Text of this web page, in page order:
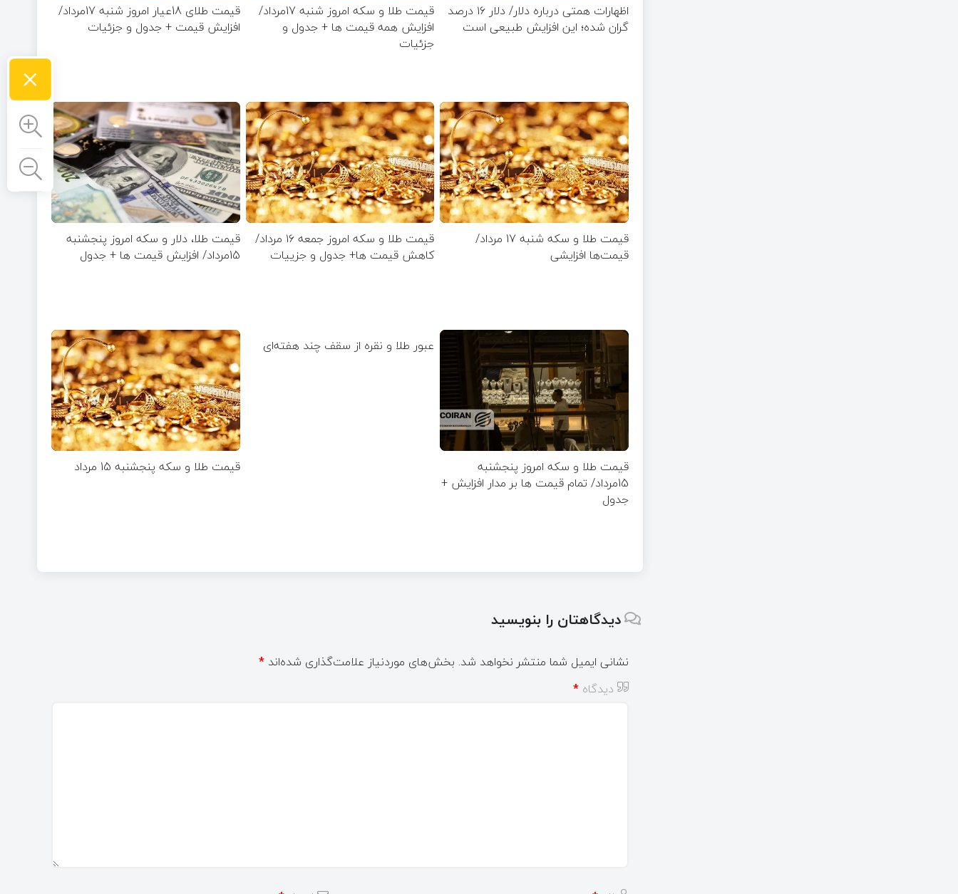
اظهارات همتی درباره دلار/ دلار ۱۶ درصد
گران شده؛ این افزایش طبیعی است
قیمت طلا و سکه امروز شنبه 17مرداد/
افزایش همه قیمت ها + جدول و
جزئیات
قیمت طلای 18عیار امروز شنبه 17مرداد/
افزایش قیمت + جدول و جزئیات
قیمت طلا و سکه شنبه 17 مرداد/
قیمت‌ها افزایشی
قیمت طلا و سکه امروز جمعه ۱۶ مرداد/
کاهش قیمت ها+ جدول و جزییات
قیمت طلا، دلار و سکه امروز پنجشنبه
15مرداد/ افزایش قیمت ها + جدول
قیمت طلا و سکه امروز پنجشنبه
15مرداد/ تمام قیمت ها بر مدار افزایش +
جدول
عبور طلا و نقره از سقف چند هفته‌ای
قیمت طلا و سکه پنجشنبه 15 مرداد
دیدگاهتان را بنویسید
نشانی ایمیل شما منتشر نخواهد شد. بخش‌های موردنیاز علامت‌گذاری شده‌اند *
دیدگاه *
×